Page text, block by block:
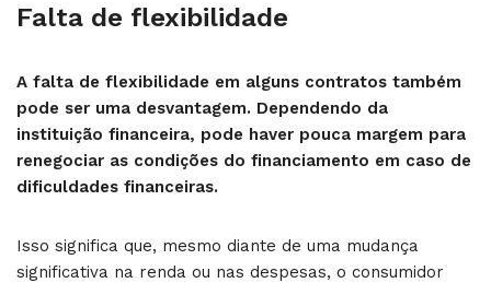
Falta de flexibilidade
A falta de flexibilidade em alguns contratos também
pode ser uma desvantagem. Dependendo da
instituição financeira, pode haver pouca margem para
renegociar as condições do financiamento em caso de
dificuldades financeiras.
Isso significa que, mesmo diante de uma mudança
significativa na renda ou nas despesas, o consumidor